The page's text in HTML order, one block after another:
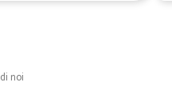
confezionati .Da ripetere
noi